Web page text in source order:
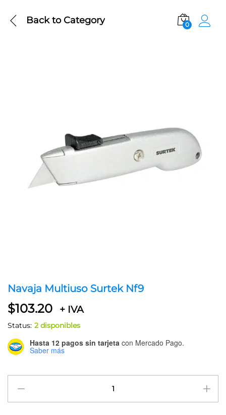
Back toCategory 0
Navaja Multiuso Surtek Nf9
$103.20 + IVA
Status: 2 disponibles
Hasta 12 pagos sin tarjeta con Mercado Pago.
Saber más
Multiuso
Surtek